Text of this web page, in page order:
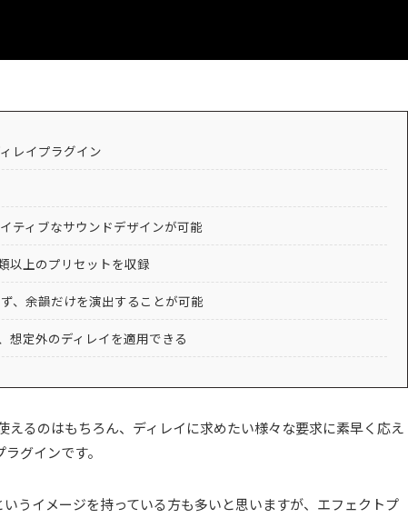
レイプラグイン
ティブなサウンドデザインが可能
以上のプリセットを収録
、余韻だけを演出することが可能
想定外のディレイを適用できる
えるのはもちろん、ディレイに求めたい様々な要求に素早く応え
グインです。
うイメージを持っている方も多いと思いますが、エフェクトプ